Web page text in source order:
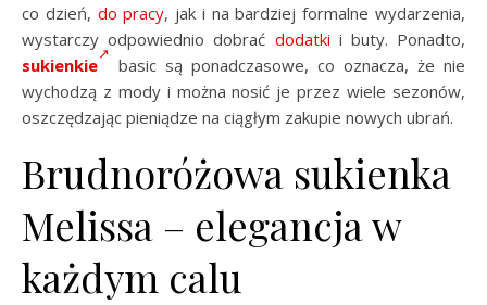
co dzień, do pracy, jak i na bardziej formalne wydarzenia,
wystarczy odpowiednio dobrać dodatki i buty. Ponadto,
sukienkie
basic są ponadczasowe, co oznacza, że nie
wychodzą z mody i można nosić je przez wiele sezonów,
oszczędzając pieniądze na ciągłym zakupie nowych ubrań.
Brudnoróżowa sukienka
Melissa – elegancja w
każdym calu